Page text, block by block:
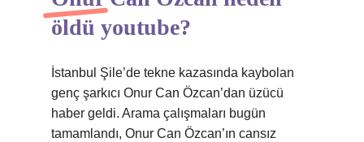
öldü youtube?
İstanbul Şile’de tekne kazasında kaybolan
genç şarkıcı Onur Can Özcan’dan üzücü
haber geldi. Arama çalışmaları bugün
tamamlandı, Onur Can Özcan’ın cansız